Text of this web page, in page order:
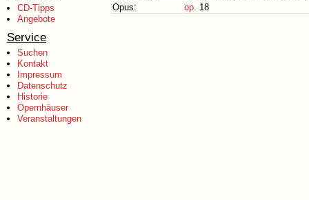
CD-Tipps
Angebote
Service
Suchen
Kontakt
Impressum
Datenschutz
Historie
Opernhäuser
Veranstaltungen
Opus:
op. 18